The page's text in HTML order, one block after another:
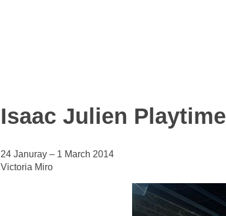
Isaac Julien Playtime
24 Januray – 1 March 2014
Victoria Miro